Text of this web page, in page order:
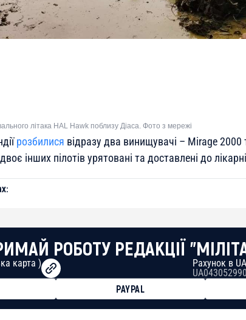
літака HAL Hawk поблизу Діаса. Фото з мережі
розбилися відразу два винищувачі – Mirage
інших пілотів урятовані та доставлені до
РОБОТУ РЕДАКЦІЇ
карта )
Рахунок в
PAYPAL